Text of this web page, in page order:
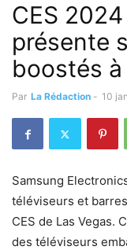
CES
présente
boostés à
Par La Rédaction - 10
Samsung
téléviseurs et
CES de Las Vegas.
des téléviseurs